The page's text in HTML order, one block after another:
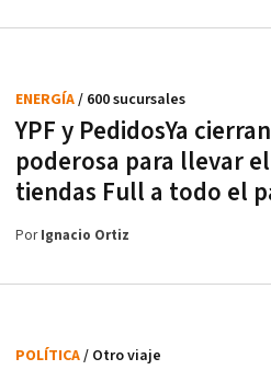
YPF y PedidosYa
poderosa para llevar
tiendas Full a todo el
ENERGÍA/ 600 sucursales
PorIgnacio Ortiz
POLÍTICA/ Otro viaje